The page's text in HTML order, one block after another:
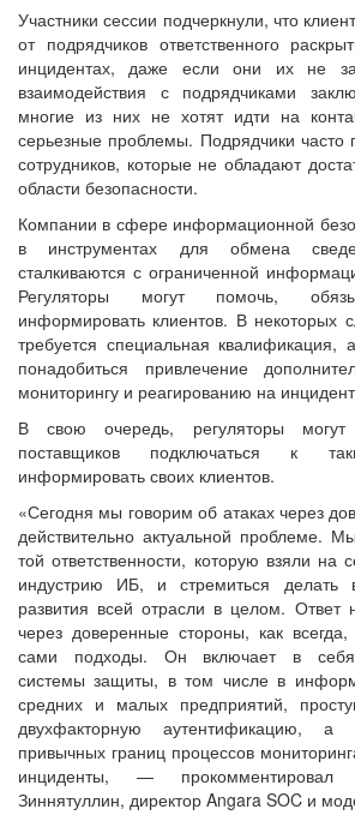
Участники сессии подчеркнули, что
от подрядчиков ответственного
инцидентах, даже если они их не
взаимодействия с подрядчиками
многие из них не хотят идти на
серьезные проблемы. Подрядчики часто
сотрудников, которые не обладают
области безопасности.
Компании в сфере информационной
в инструментах для обмена
сталкиваются с ограниченной
Регуляторы могут помочь,
информировать клиентов. В некоторых
требуется специальная
понадобиться привлечение
мониторингу и реагированию на
В свою очередь, регуляторы могут
поставщиков подключаться к
информировать своих клиентов.
«Сегодня мы говорим об атаках через
действительно актуальной проблеме.
той ответственности, которую взяли на
индустрию ИБ, и стремиться делать
развития всей отрасли в целом. Ответ
через доверенные стороны, как
сами подходы. Он включает в себя
системы защиты, в том числе в
средних и малых предприятий,
двухфакторную аутентификацию, а
привычных границ процессов
инциденты, — прокомментировал
Зиннятуллин, директор Angara SOC и